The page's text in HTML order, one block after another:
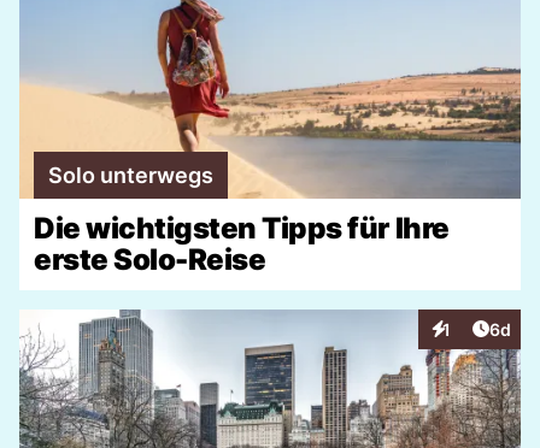
Solo unterwegs
Die wichtigsten Tipps für Ihre
erste Solo-Reise
1
Interaktionen
6d